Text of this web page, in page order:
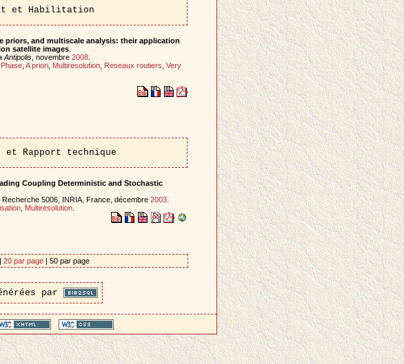
et Habilitation
priors, and multiscale analysis: their application
satellite images.
Antipolis, novembre 2008.
, A priori, Multiresolution, Reseaux routiers Very
et Rapport technique
Coupling Deterministic and Stochastic
Recherche 5006, INRIA, France, décembre 2003.
, Multiresolution.
| 20 par page | 50 par page
par